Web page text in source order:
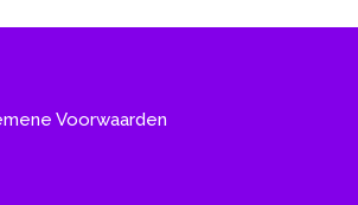
Voorwaarden